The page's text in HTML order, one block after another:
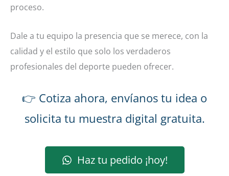
proceso.
Dale a tu equipo la presencia que se merece, con la
calidad y el estilo que solo los verdaderos
profesionales del deporte pueden ofrecer.
👉 Cotiza ahora, envíanos tu idea o
solicita tu muestra digital gratuita.
Haz tu pedido ¡hoy!